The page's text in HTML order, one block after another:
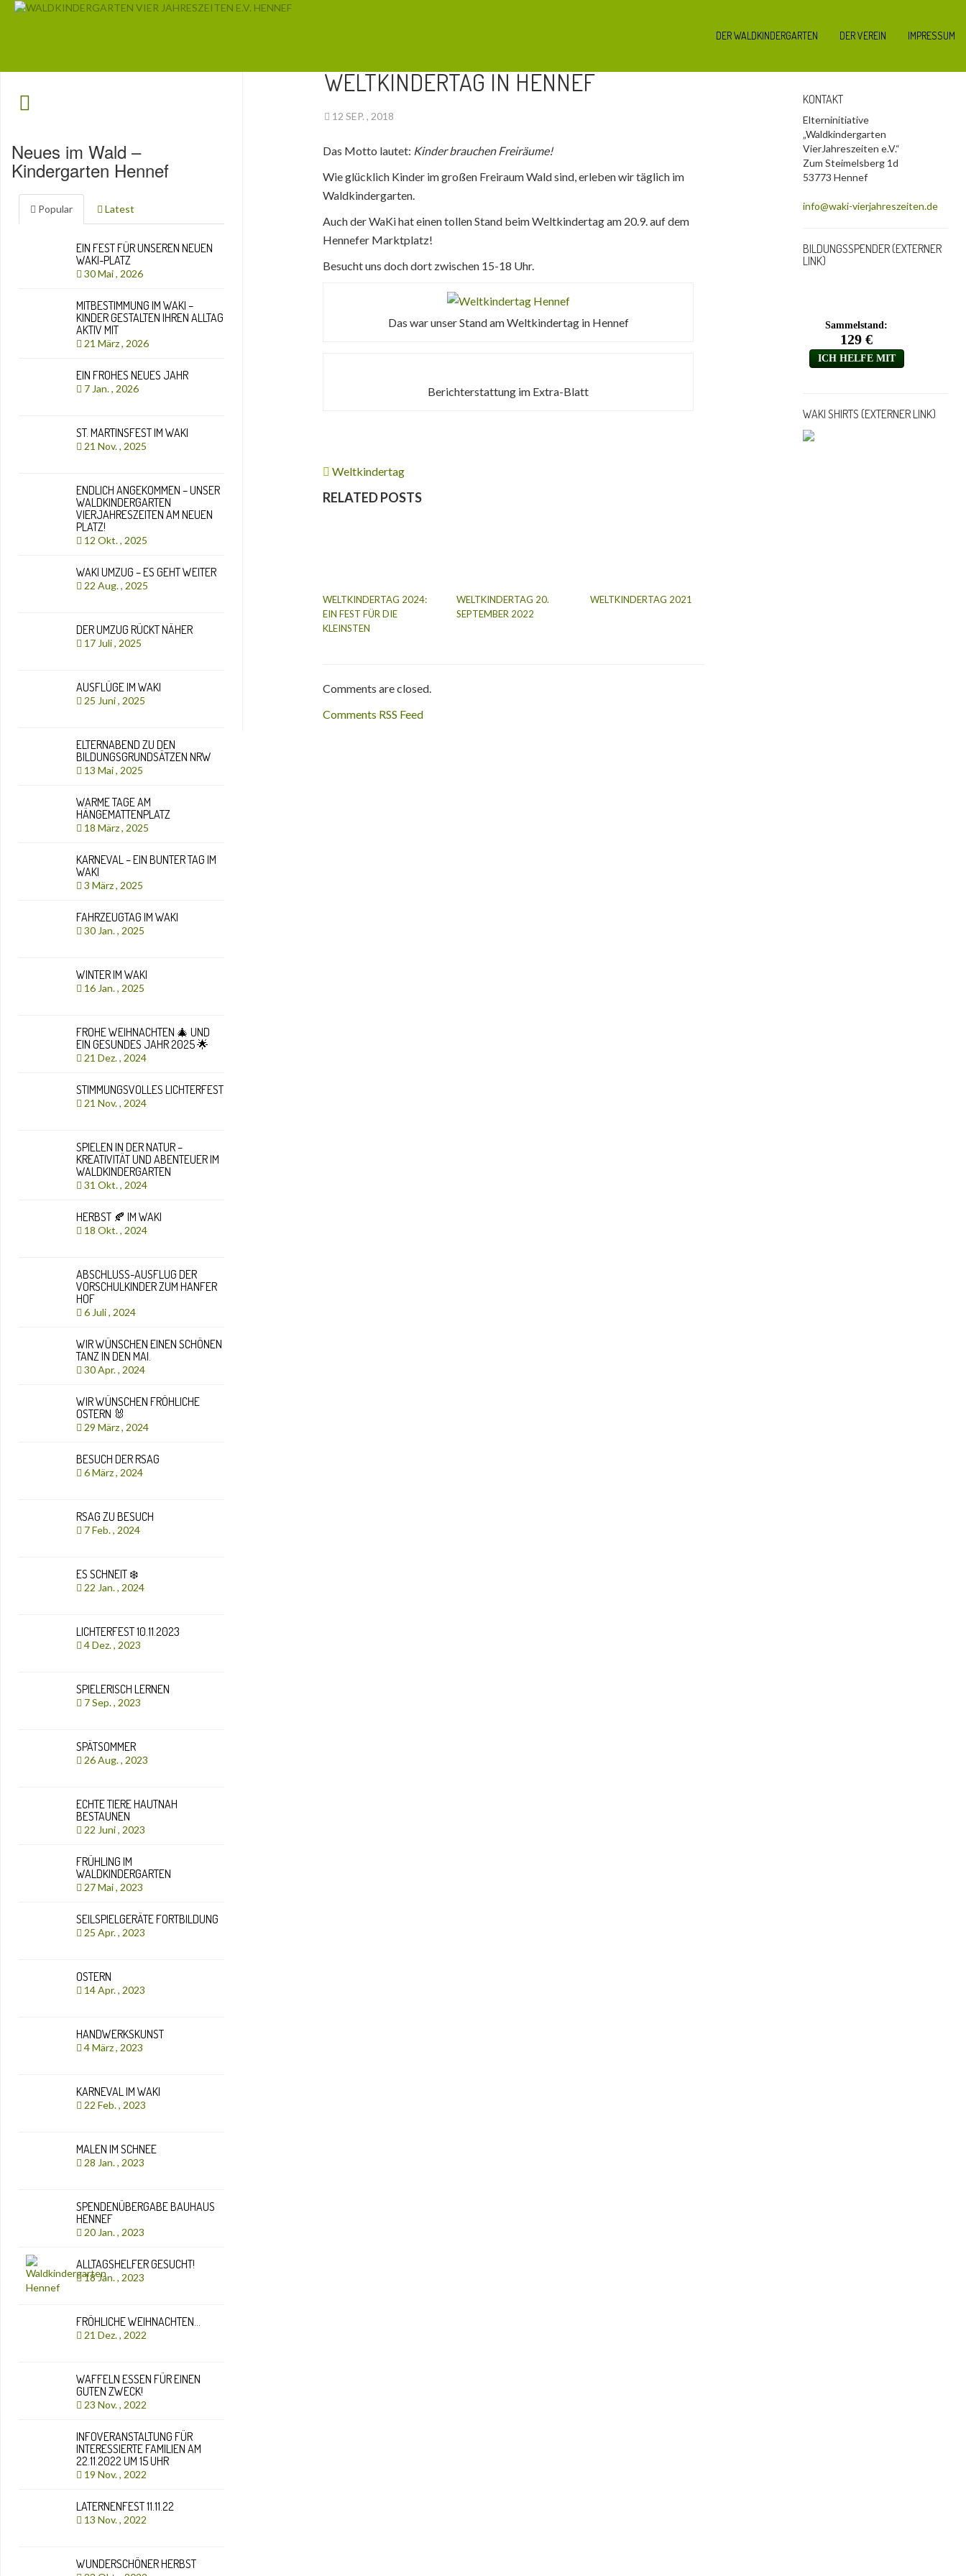
DER WALDKINDERGARTEN DER VEREIN IMPRESSUM
WELTKINDERTAG IN HENNEF
12 SEP. , 2018
Das Motto lautet: Kinder brauchen Freiräume!
Wie glücklich Kinder im großen Freiraum Wald sind, erleben wir täglich im
Waldkindergarten.
Auch der WaKi hat einen tollen Stand beim Weltkindertag am 20.9. auf dem
Hennefer Marktplatz!
Besucht uns doch dort zwischen 15-18 Uhr.
Das war unser Stand am Weltkindertag in Hennef
Berichterstattung im Extra-Blatt
Weltkindertag
RELATED POSTS
WELTKINDERTAG 2024:
EIN FEST FÜR DIE
KLEINSTEN
WELTKINDERTAG 20.
SEPTEMBER 2022
WELTKINDERTAG 2021
Comments are closed.
Comments RSS Feed
KONTAKT
Elterninitiative
„Waldkindergarten
VierJahreszeiten e.V.“
Zum Steimelsberg 1d
53773 Hennef
info@waki-vierjahreszeiten.de
BILDUNGSSPENDER (EXTERNER
LINK)
WAKI SHIRTS (EXTERNER LINK)
Neues im Wald –
Kindergarten Hennef
Popular Latest
EIN FEST FÜR UNSEREN NEUEN
WAKI-PLATZ
30 Mai , 2026
MITBESTIMMUNG IM WAKI –
KINDER GESTALTEN IHREN ALLTAG
AKTIV MIT
21 März , 2026
EIN FROHES NEUES JAHR
7 Jan. , 2026
ST. MARTINSFEST IM WAKI
21 Nov. , 2025
ENDLICH ANGEKOMMEN – UNSER
WALDKINDERGARTEN
VIERJAHRESZEITEN AM NEUEN
PLATZ!
12 Okt. , 2025
WAKI UMZUG – ES GEHT WEITER
22 Aug. , 2025
DER UMZUG RÜCKT NÄHER
17 Juli , 2025
AUSFLÜGE IM WAKI
25 Juni , 2025
ELTERNABEND ZU DEN
BILDUNGSGRUNDSÄTZEN NRW
13 Mai , 2025
WARME TAGE AM
HÄNGEMATTENPLATZ
18 März , 2025
KARNEVAL – EIN BUNTER TAG IM
WAKI
3 März , 2025
FAHRZEUGTAG IM WAKI
30 Jan. , 2025
WINTER IM WAKI
16 Jan. , 2025
FROHE WEIHNACHTEN 🎄 UND
EIN GESUNDES JAHR 2025 🌟
21 Dez. , 2024
STIMMUNGSVOLLES LICHTERFEST
21 Nov. , 2024
SPIELEN IN DER NATUR –
KREATIVITÄT UND ABENTEUER IM
WALDKINDERGARTEN
31 Okt. , 2024
HERBST 🍂 IM WAKI
18 Okt. , 2024
ABSCHLUSS-AUSFLUG DER
VORSCHULKINDER ZUM HANFER
HOF
6 Juli , 2024
WIR WÜNSCHEN EINEN SCHÖNEN
TANZ IN DEN MAI.
30 Apr. , 2024
WIR WÜNSCHEN FRÖHLICHE
OSTERN 🐰
29 März , 2024
BESUCH DER RSAG
6 März , 2024
RSAG ZU BESUCH
7 Feb. , 2024
ES SCHNEIT ❄️
22 Jan. , 2024
LICHTERFEST 10.11.2023
4 Dez. , 2023
SPIELERISCH LERNEN
7 Sep. , 2023
SPÄTSOMMER
26 Aug. , 2023
ECHTE TIERE HAUTNAH
BESTAUNEN
22 Juni , 2023
FRÜHLING IM
WALDKINDERGARTEN
27 Mai , 2023
SEILSPIELGERÄTE FORTBILDUNG
25 Apr. , 2023
OSTERN
14 Apr. , 2023
HANDWERKSKUNST
4 März , 2023
KARNEVAL IM WAKI
22 Feb. , 2023
MALEN IM SCHNEE
28 Jan. , 2023
SPENDENÜBERGABE BAUHAUS
HENNEF
20 Jan. , 2023
ALLTAGSHELFER GESUCHT!
18 Jan. , 2023
FRÖHLICHE WEIHNACHTEN…
21 Dez. , 2022
WAFFELN ESSEN FÜR EINEN
GUTEN ZWECK!
23 Nov. , 2022
INFOVERANSTALTUNG FÜR
INTERESSIERTE FAMILIEN AM
22.11.2022 UM 15 UHR
19 Nov. , 2022
LATERNENFEST 11.11.22
13 Nov. , 2022
WUNDERSCHÖNER HERBST